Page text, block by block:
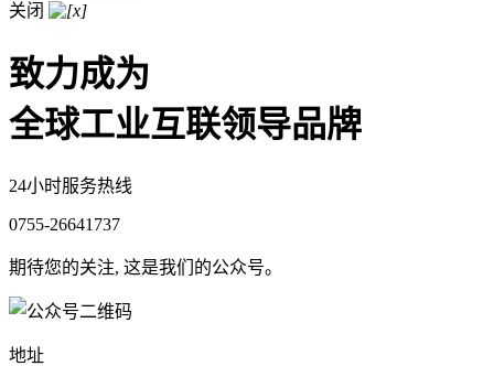
关闭
致力成为
全球工业互联领导品牌
24小时服务热线
0755-26641737
期待您的关注, 这是我们的公众号。
地址